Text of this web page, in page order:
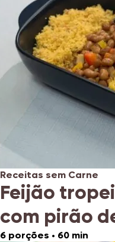
Receitas sem Carne
Feijão
com pirão
6 porções • 60 min